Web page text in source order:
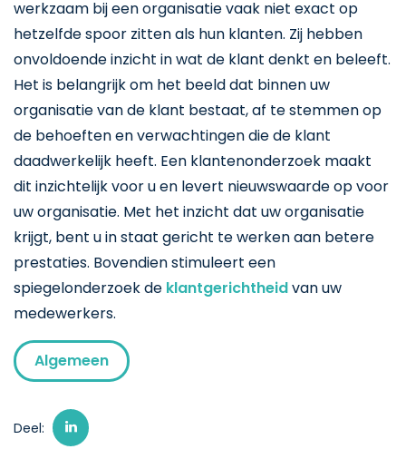
werkzaam bij een organisatie vaak niet exact op
hetzelfde spoor zitten als hun klanten. Zij hebben
onvoldoende inzicht in wat de klant denkt en beleeft.
Het is belangrijk om het beeld dat binnen uw
organisatie van de klant bestaat, af te stemmen op
de behoeften en verwachtingen die de klant
daadwerkelijk heeft. Een klantenonderzoek maakt
dit inzichtelijk voor u en levert nieuwswaarde op voor
uw organisatie. Met het inzicht dat uw organisatie
krijgt, bent u in staat gericht te werken aan betere
prestaties. Bovendien stimuleert een
spiegelonderzoek de klantgerichtheidvan uw
medewerkers.
Algemeen
Deel: